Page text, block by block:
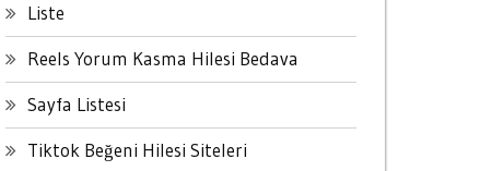
Liste
Reels Yorum Kasma Hilesi Bedava
Sayfa Listesi
Tiktok Beğeni Hilesi Siteleri